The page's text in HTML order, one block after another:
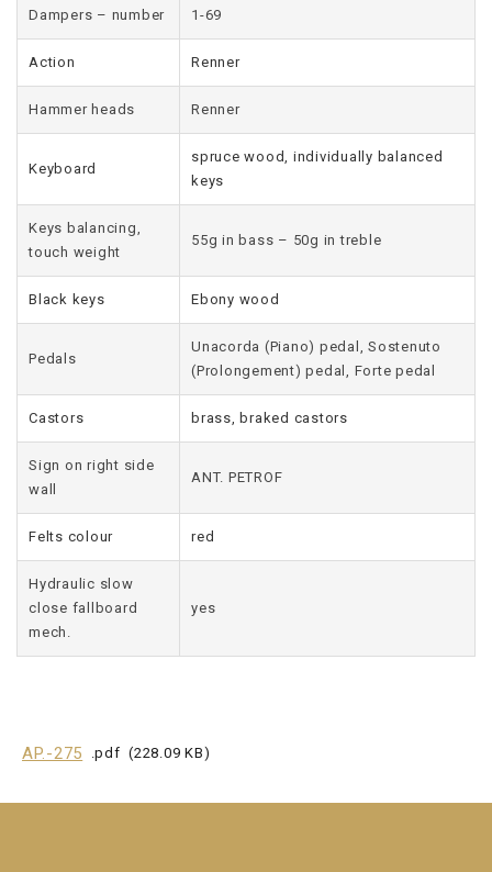
Dampers – number 1-69
Action Renner
Hammer heads Renner
Keyboard
spruce wood, individually balanced
keys
Keys balancing,
touch weight
55g in bass – 50g in treble
Black keys Ebony wood
Pedals
Unacorda (Piano) pedal, Sostenuto
(Prolongement) pedal, Forte pedal
Castors brass, braked castors
Sign on right side
wall
ANT. PETROF
Felts colour red
Hydraulic slow
close fallboard
mech.
yes
AP.-275 pdf 228.09 KB